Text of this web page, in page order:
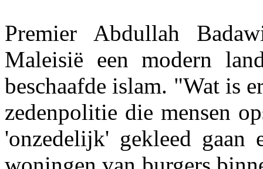
Premier Abdullah
Maleisië een modern
beschaafde islam. "Wat is
zedenpolitie die mensen
'onzedelijk' gekleed